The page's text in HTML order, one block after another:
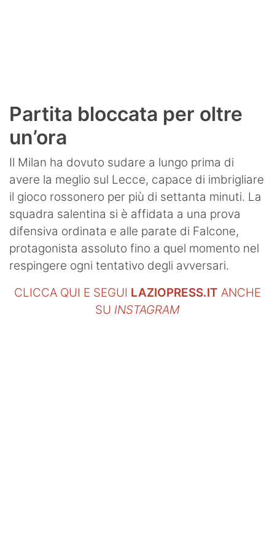
Partita bloccata per oltre
un’ora
Il Milan ha dovuto sudare a lungo prima di
avere la meglio sul Lecce, capace di imbrigliare
il gioco rossonero per più di settanta minuti. La
squadra salentina si è affidata a una prova
difensiva ordinata e alle parate di Falcone,
protagonista assoluto fino a quel momento nel
respingere ogni tentativo degli avversari.
CLICCA QUI E SEGUI LAZIOPRESS.IT ANCHE
SU INSTAGRAM